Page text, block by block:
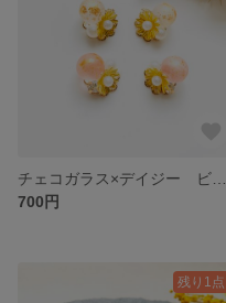
700円
残り1点